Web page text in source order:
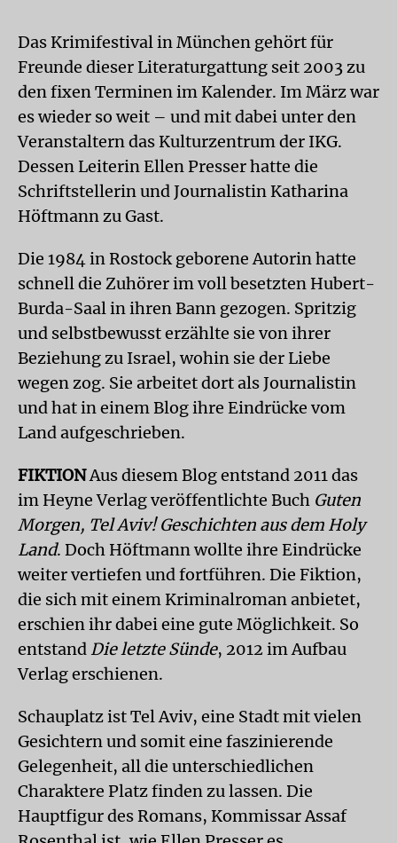
Das Krimifestival in München gehört für
Freunde dieser Literaturgattung seit 2003 zu
den fixen Terminen im Kalender. Im März war
es wieder so weit – und mit dabei unter den
Veranstaltern das Kulturzentrum der IKG.
Dessen Leiterin Ellen Presser hatte die
Schriftstellerin und Journalistin Katharina
Höftmann zu Gast.
Die 1984 in Rostock geborene Autorin hatte
schnell die Zuhörer im voll besetzten Hubert-
Burda-Saal in ihren Bann gezogen. Spritzig
und selbstbewusst erzählte sie von ihrer
Beziehung zu Israel, wohin sie der Liebe
wegen zog. Sie arbeitet dort als Journalistin
und hat in einem Blog ihre Eindrücke vom
Land aufgeschrieben.
FIKTIONAus diesem Blog entstand 2011 das
im Heyne Verlag veröffentlichte Buch Guten
Morgen, Tel Aviv! Geschichten aus dem Holy
Land. Doch Höftmann wollte ihre Eindrücke
weiter vertiefen und fortführen. Die Fiktion,
die sich mit einem Kriminalroman anbietet,
erschien ihr dabei eine gute Möglichkeit. So
entstand Die letzte Sünde, 2012 im Aufbau
Verlag erschienen.
Schauplatz ist Tel Aviv, eine Stadt mit vielen
Gesichtern und somit eine faszinierende
Gelegenheit, all die unterschiedlichen
Charaktere Platz finden zu lassen. Die
Hauptfigur des Romans, Kommissar Assaf